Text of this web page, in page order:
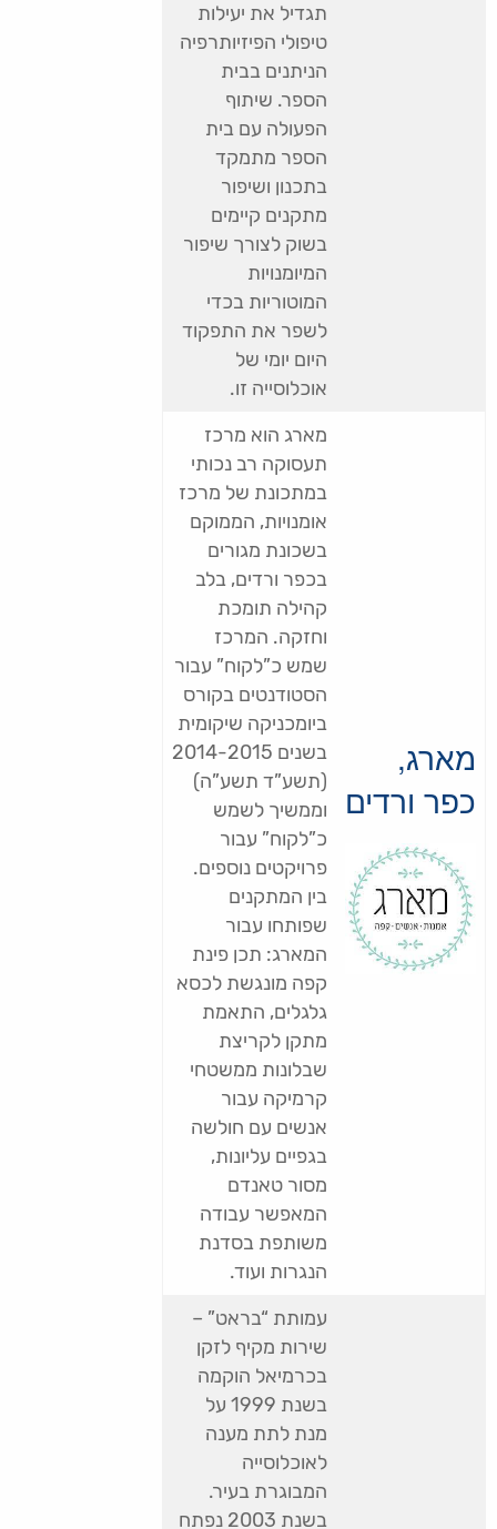
תגדיל את יעילות
טיפולי הפיזיותרפיה
הניתנים בבית
הספר. שיתוף
הפעולה עם בית
הספר מתמקד
בתכנון ושיפור
מתקנים קיימים
בשוק לצורך שיפור
המיומנויות
המוטוריות בכדי
לשפר את התפקוד
היום יומי של
אוכלוסייה זו.
מארג,
כפר ורדים
מארג הוא מרכז
תעסוקה רב נכותי
במתכונת של מרכז
אומנויות, הממוקם
בשכונת מגורים
בכפר ורדים, בלב
קהילה תומכת
וחזקה. המרכז
שמש כ”לקוח” עבור
הסטודנטים בקורס
ביומכניקה שיקומית
בשנים 2014-2015
(תשע”ד תשע”ה)
וממשיך לשמש
כ”לקוח” עבור
פרויקטים נוספים.
בין המתקנים
שפותחו עבור
המארג: תכן פינת
קפה מונגשת לכסא
גלגלים, התאמת
מתקן לקריצת
שבלונות ממשטחי
קרמיקה עבור
אנשים עם חולשה
בגפיים עליונות,
מסור טאנדם
המאפשר עבודה
משותפת בסדנת
הנגרות ועוד.
עמותת “בראט” –
שירות מקיף לזקן
בכרמיאל הוקמה
בשנת 1999 על
מנת לתת מענה
לאוכלוסייה
המבוגרת בעיר.
בשנת 2003 נפתח